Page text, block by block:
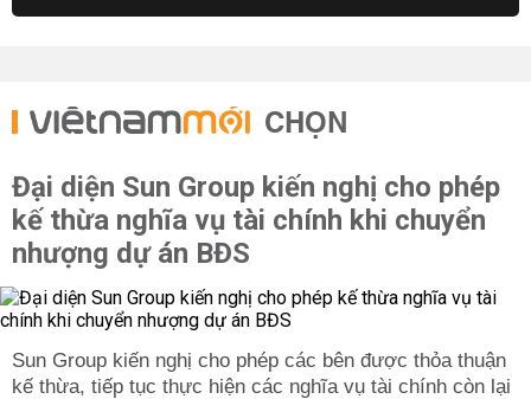
CHỌN
Đại diện Sun Group kiến nghị cho phép
kế thừa nghĩa vụ tài chính khi chuyển
nhượng dự án BĐS
Sun Group kiến nghị cho phép các bên được thỏa thuận
kế thừa, tiếp tục thực hiện các nghĩa vụ tài chính còn lại